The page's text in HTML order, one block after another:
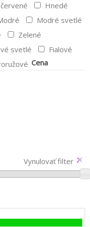
Hnedé
Modré svetlé
Zelené
svetlé
Fialové
Cena
Vynulovať filter